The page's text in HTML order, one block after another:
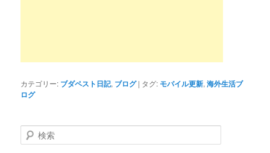
カテゴリー: ブダペスト日記, ブログ | タグ: モバイル更新,海外生活ブ
ログ
検
索